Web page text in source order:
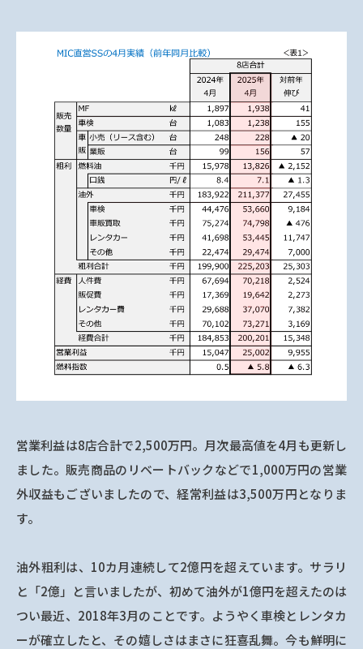
営業利益は8店合計で2,500万円。月次最高値を4月も更新し
ました。販売商品のリベートバックなどで1,000万円の営業
外収益もございましたので、経常利益は3,500万円となりま
す。
油外粗利は、10カ月連続して2億円を超えています。サラリ
と「2億」と言いましたが、初めて油外が1億円を超えたのは
つい最近、2018年3月のことです。ようやく車検とレンタカ
ーが確立したと、その嬉しさはまさに狂喜乱舞。今も鮮明に